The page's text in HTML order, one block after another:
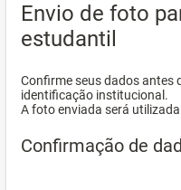
Envio de foto
estudantil
Confirme seus dados antes
identificação institucional.
A foto enviada será
Confirmação de